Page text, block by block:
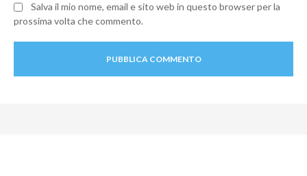
Salva il mio nome, email e sito web in questo browser per la
prossima volta che commento.